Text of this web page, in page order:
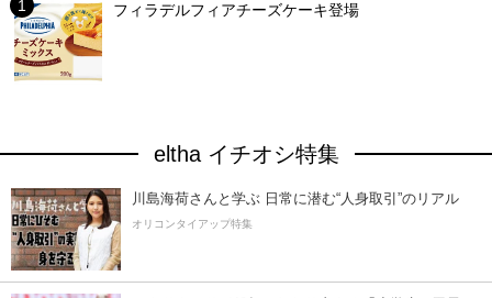
フィラデルフィアチーズケーキ登場
eltha イチオシ特集
川島海荷さんと学ぶ 日常に潜む“人身取引”のリアル
オリコンタイアップ特集